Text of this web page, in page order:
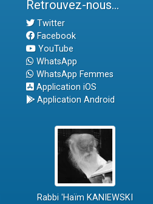
Retrouvez-nous...
Twitter
Facebook
YouTube
WhatsApp
WhatsApp Femmes
Application iOS
Application Android
Rabbi 'Haïm KANIEWSKI